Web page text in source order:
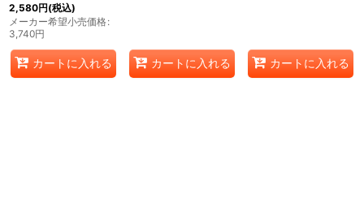
2,580円(税込)
メーカー希望小売価格:
3,740円
カートに入れる カートに入れる カートに入れる